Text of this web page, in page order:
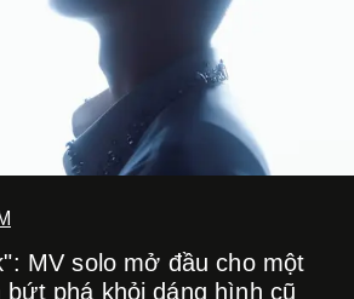
MV solo mở đầu cho một
bứt phá khỏi dáng hình cũ